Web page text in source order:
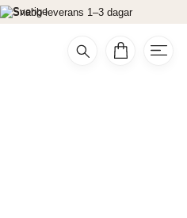
Snabb leverans 1–3 dagar